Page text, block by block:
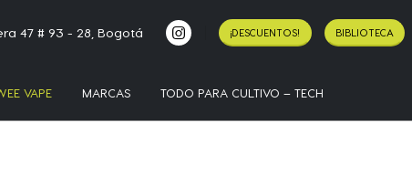
47 # 93 - 28, Bogotá ¡DESCUENTOS! BIBLIOTECA
VAPE MARCAS TODO PARA CULTIVO – TECH